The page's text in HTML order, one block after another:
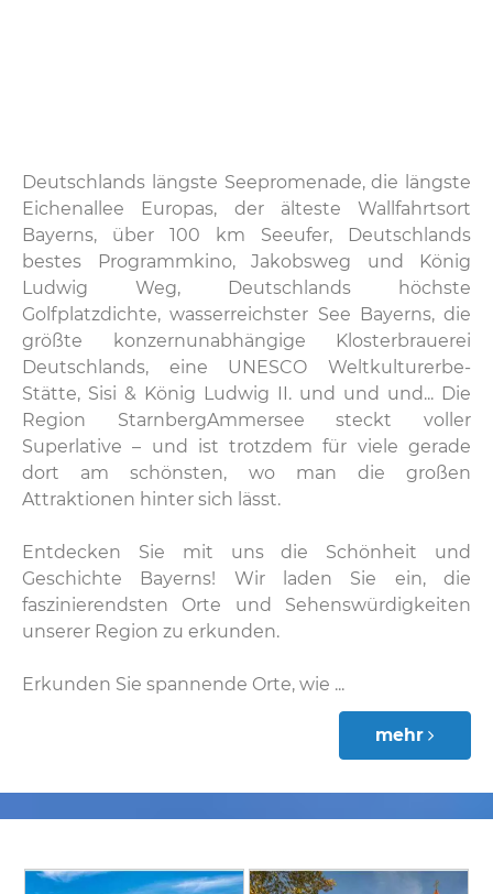
Deutschlands längste Seepromenade, die längste
Eichenallee Europas, der älteste Wallfahrtsort
Bayerns, über 100 km Seeufer, Deutschlands
bestes Programmkino, Jakobsweg und König
Ludwig Weg, Deutschlands höchste
Golfplatzdichte, wasserreichster See Bayerns, die
größte konzernunabhängige Klosterbrauerei
Deutschlands, eine UNESCO Weltkulturerbe-
Stätte, Sisi & König Ludwig II. und und und... Die
Region StarnbergAmmersee steckt voller
Superlative – und ist trotzdem für viele gerade
dort am schönsten, wo man die großen
Attraktionen hinter sich lässt.
Entdecken Sie mit uns die Schönheit und
Geschichte Bayerns! Wir laden Sie ein, die
faszinierendsten Orte und Sehenswürdigkeiten
unserer Region zu erkunden.
Erkunden Sie spannende Orte, wie ...
mehr